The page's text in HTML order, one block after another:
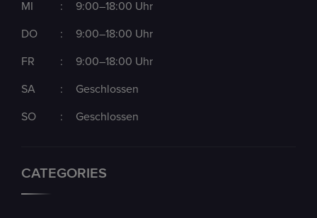
MI : 9:00–18:00 Uhr
DO : 9:00–18:00 Uhr
FR : 9:00–18:00 Uhr
SA : Geschlossen
SO : Geschlossen
CATEGORIES